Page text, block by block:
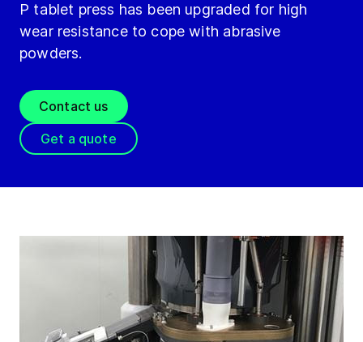
P tablet press has been upgraded for high
wear resistance to cope with abrasive
powders.
Contact us
Get a quote